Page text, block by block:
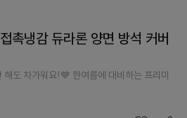
촉냉감 듀라론 양면 방석 커버
해도 차가워요!💙 한여름에 대비하는 프리미